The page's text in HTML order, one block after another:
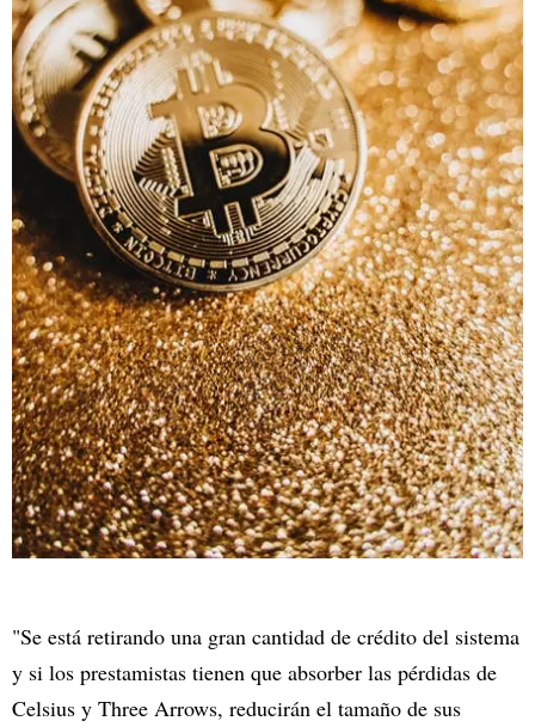
"Se está retirando una gran cantidad de crédito del sistema
y si los prestamistas tienen que absorber las pérdidas de
Celsius y Three Arrows, reducirán el tamaño de sus